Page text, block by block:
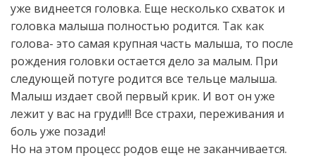
уже виднеется головка. Еще несколько схваток и
головка малыша полностью родится. Так как
голова- это самая крупная часть малыша, то после
рождения головки остается дело за малым. При
следующей потуге родится все тельце малыша.
Малыш издает свой первый крик. И вот он уже
лежит у вас на груди!!! Все страхи, переживания и
боль уже позади!
Но на этом процесс родов еще не заканчивается.